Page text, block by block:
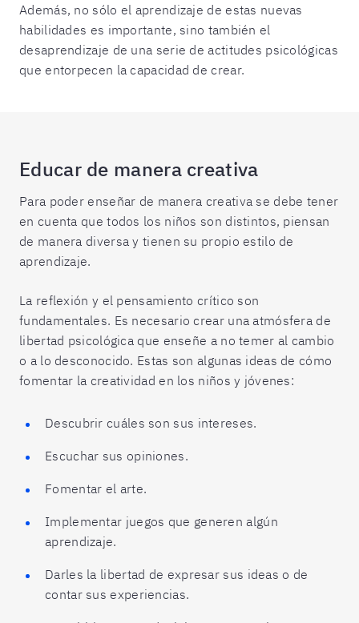
Además, no sólo el aprendizaje de estas nuevas
habilidades es importante, sino también el
desaprendizaje de una serie de actitudes psicológicas
que entorpecen la capacidad de crear.
Educar de manera creativa
Para poder enseñar de manera creativa se debe tener
en cuenta que todos los niños son distintos, piensan
de manera diversa y tienen su propio estilo de
aprendizaje.
La reflexión y el pensamiento crítico son
fundamentales. Es necesario crear una atmósfera de
libertad psicológica que enseñe a no temer al cambio
o a lo desconocido. Estas son algunas ideas de cómo
fomentar la creatividad en los niños y jóvenes:
Descubrir cuáles son sus intereses.
Escuchar sus opiniones.
Fomentar el arte.
Implementar juegos que generen algún
aprendizaje.
Darles la libertad de expresar sus ideas o de
contar sus experiencias.